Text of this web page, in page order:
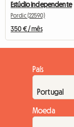
Estúdio independente
Pordic (22590)
350 € / mês
País
Moeda